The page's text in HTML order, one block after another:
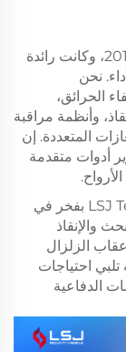
تأسست شركة LSJ Technology في عام 2010، وكانت رائدة
نحن
الحرائق،
وأنظمة مراقبة
المتعددة. إن
أدوات متقدمة
في فبراير 2023، شاركت شركة LSJ Technology بفخر في
والإنقاذ
الزلزال
احتياجات
الدفاعية